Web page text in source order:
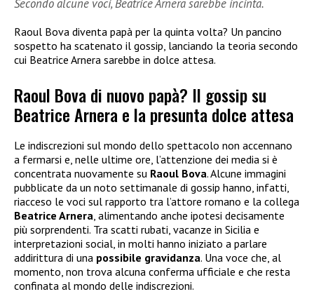
Secondo alcune voci, Beatrice Arnera sarebbe incinta.
Raoul Bova diventa papà per la quinta volta? Un pancino
sospetto ha scatenato il gossip, lanciando la teoria secondo
cui Beatrice Arnera sarebbe in dolce attesa.
Raoul Bova di nuovo papà? Il gossip su
Beatrice Arnera e la presunta dolce attesa
Le indiscrezioni sul mondo dello spettacolo non accennano
a fermarsi e, nelle ultime ore, l’attenzione dei media si è
concentrata nuovamente su Raoul Bova. Alcune immagini
pubblicate da un noto settimanale di gossip hanno, infatti,
riacceso le voci sul rapporto tra l’attore romano e la collega
Beatrice Arnera, alimentando anche ipotesi decisamente
più sorprendenti. Tra scatti rubati, vacanze in Sicilia e
interpretazioni social, in molti hanno iniziato a parlare
addirittura di una possibile gravidanza. Una voce che, al
momento, non trova alcuna conferma ufficiale e che resta
confinata al mondo delle indiscrezioni.